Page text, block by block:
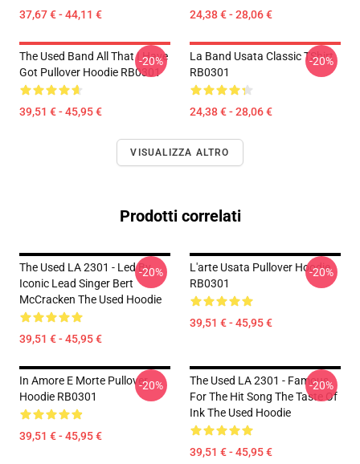
37,67 € - 44,11 € 24,38 € - 28,06 €
The Used Band All That I Have
Got Pullover Hoodie RB0301
39,51 € - 45,95 €
-20%
La Band Usata Classic TShirt
RB0301
24,38 € - 28,06 €
-20%
VISUALIZZA ALTRO
Prodotti correlati
The Used LA 2301 - Led By
Iconic Lead Singer Bert
McCracken The Used Hoodie
39,51 € - 45,95 €
-20%
L'arte Usata Pullover Hoodie
RB0301
39,51 € - 45,95 €
-20%
In Amore E Morte Pullover
Hoodie RB0301
39,51 € - 45,95 €
-20%
The Used LA 2301 - Famous
For The Hit Song The Taste Of
Ink The Used Hoodie
39,51 € - 45,95 €
-20%